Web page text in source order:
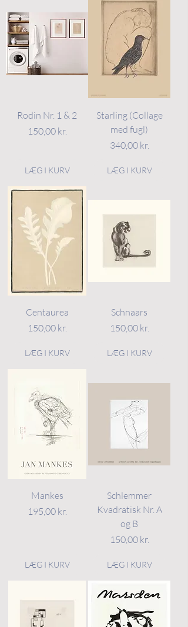
Rodin Nr. 1 & 2
Pris
150,00 kr.
LÆG I KURV
Starling (Collage
med fugl)
Pris
340,00 kr.
LÆG I KURV
Centaurea
Pris
150,00 kr.
LÆG I KURV
Schnaars
Pris
150,00 kr.
LÆG I KURV
Mankes
Pris
195,00 kr.
LÆG I KURV
Schlemmer
Kvadratisk Nr. A
og B
Pris
150,00 kr.
LÆG I KURV